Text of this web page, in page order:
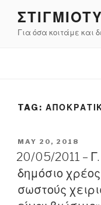
contentΓια όσα κοιτάμε και
TAG:
POSTED
ON
MAY 20, 2018
20/05/2011 –
δημόσιο
σωστούς